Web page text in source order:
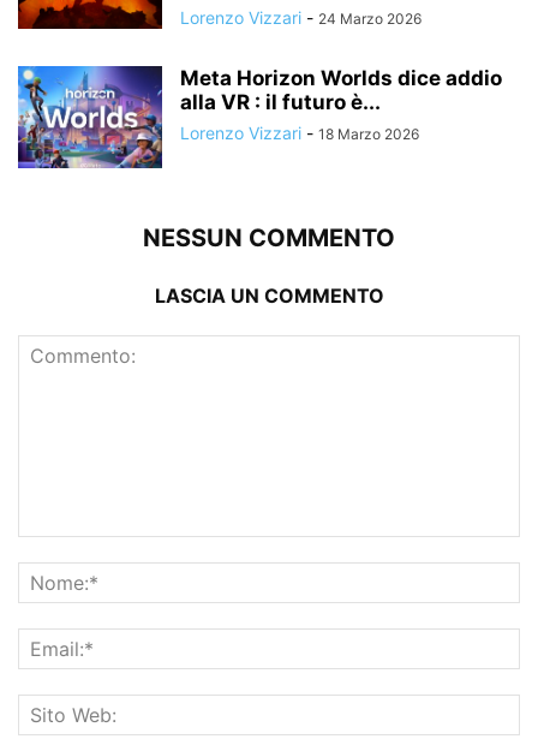
Lorenzo Vizzari - 24 Marzo 2026
Meta Horizon Worlds dice addio
alla VR : il futuro è...
Lorenzo Vizzari - 18 Marzo 2026
NESSUN COMMENTO
LASCIA UN COMMENTO